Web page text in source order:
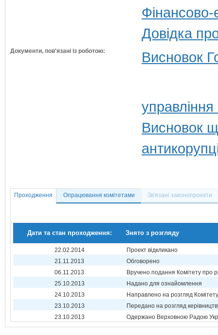
Довідка
Документи, пов'язані із роботою: Висновок
Висновок
Проходження Опрацювання комітетами Зв'язані законопроекти
Дати та стан проходження: Знято з розгляду
22.02.2014
Проект відкликано
21.11.2013
Обговорено
06.11.2013
Вручено подання Комітету про
25.10.2013
Надано для ознайомлення
24.10.2013
Направлено на розгляд Комітету
23.10.2013
Передано на розгляд
23.10.2013
Одержано Верховною Радою